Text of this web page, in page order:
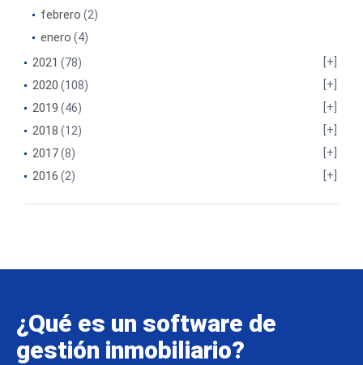
febrero (2)
enero (4)
2021 (78)
2020 (108)
2019 (46)
2018 (12)
2017(8)
2016 (2)
¿Qué es un software de
gestión inmobiliario?